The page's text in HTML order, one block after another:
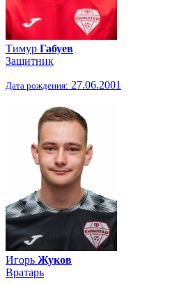
Тимур Габуев
Защитник
Дата рождения: 27.06.2001
Игорь Жуков
Вратарь